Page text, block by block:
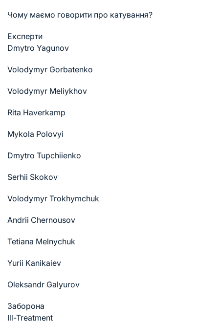
Чому маємо говорити про катування?
Експерти
Dmytro Yagunov
Volodymyr Gorbatenko
Volodymyr Meliykhov
Rita Haverkamp
Mykola Polovyi
Dmytro Tupchiienko
Serhii Skokov
Volodymyr Trokhymchuk
Andrii Chernousov
Tetiana Melnychuk
Yurii Kanikaiev
Oleksandr Galyurov
Заборона
Ill-Treatment